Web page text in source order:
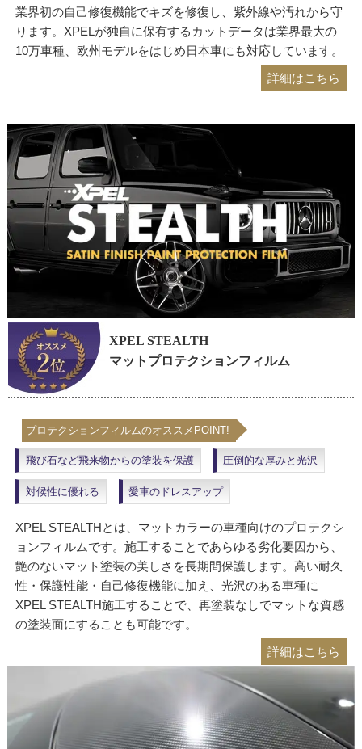
業界初の自己修復機能でキズを修復し、紫外線や汚れから守
ります。XPELが独自に保有するカットデータは業界最大の
10万車種、欧州モデルをはじめ日本車にも対応しています。
詳細はこちら
XPEL STEALTH
マットプロテクションフィルム
プロテクションフィルムのオススメPOINT!
飛び石など飛来物からの塗装を保護 圧倒的な厚みと光沢
対候性に優れる 愛車のドレスアップ
XPEL STEALTHとは、マットカラーの車種向けのプロテクシ
ョンフィルムです。施工することであらゆる劣化要因から、
艶のないマット塗装の美しさを長期間保護します。高い耐久
性・保護性能・自己修復機能に加え、光沢のある車種に
XPEL STEALTH施工することで、再塗装なしでマットな質感
の塗装面にすることも可能です。
詳細はこちら